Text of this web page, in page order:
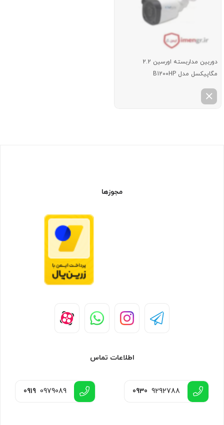
دوربین مداربسته اورسین 2.2
مگاپیکسل مدل B1200HP
مجوزها
اطلاعات تماس
0930 9292788
0919 0979089